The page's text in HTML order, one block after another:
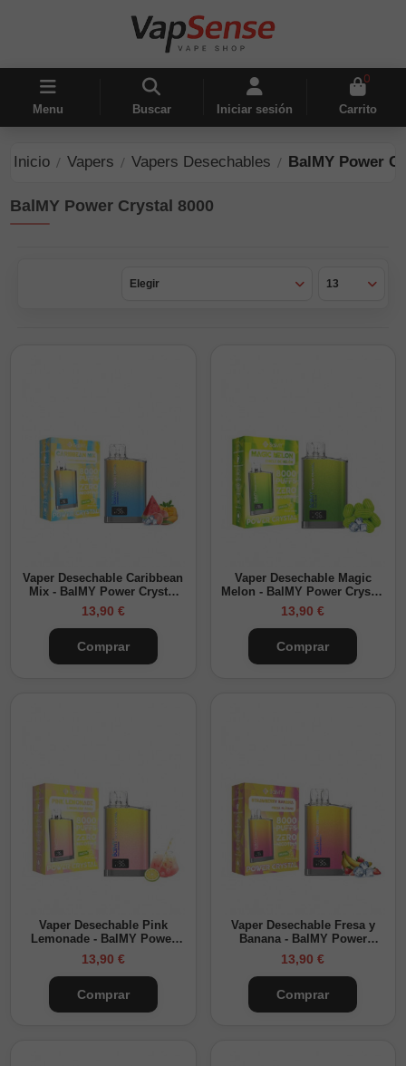
Menu Buscar Iniciar sesión
0
Carrito
Inicio Vapers Vapers Desechables BalMY Power
BalMY Power Crystal 8000
Elegir 13
Vaper Desechable Caribbean
Mix - BalMY Power Crystal
8000
13,90 €
Comprar
Vaper Desechable Magic
Melon - BalMY Power Crystal
8000
13,90 €
Comprar
Vaper Desechable Pink
Lemonade - BalMY Power
Crystal 8000
13,90 €
Comprar
Vaper Desechable Fresa y
Banana - BalMY Power
Crystal 8000
13,90 €
Comprar